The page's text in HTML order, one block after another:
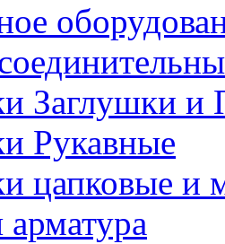
Заглушки и
Рукавные
цапковые и
арматура